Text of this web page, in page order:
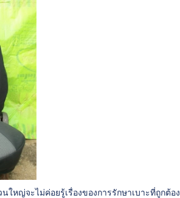
หญ่จะไม่ค่อยรู้เรื่องของการรักษาเบาะที่ถูกต้อง